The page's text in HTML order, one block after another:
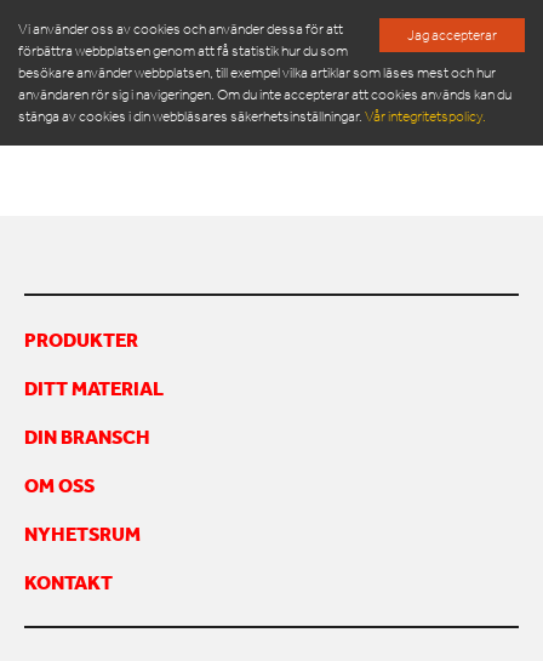
Jag accepterar
Vi använder oss av cookies och använder dessa för att
förbättra webbplatsen genom att få statistik hur du som
besökare använder webbplatsen, till exempel vilka artiklar som läses mest och hur
användaren rör sig i navigeringen. Om du inte accepterar att cookies används kan du
stänga av cookies i din webbläsares säkerhetsinställningar.Vår integritetspolicy.
MÖT VÅR LEDNINGSGRUPP
INSPIRATION
FRAMGÅNGSHISTORIER
ARBETA HOS OSS
KONTAKTA OSS
ORWAK 3220_EN
ORWAK 3220_en
PRODUKTER
DITT MATERIAL
DIN BRANSCH
OM OSS
NYHETSRUM
KONTAKT